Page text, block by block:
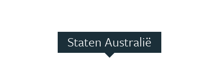
Staten Australië